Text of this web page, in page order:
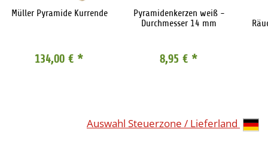
Müller Pyramide Kurrende
134,00 € *
Pyramidenkerzen weiß -
Durchmesser 14 mm
8,95 € *
Auswahl Steuerzone / Lieferland